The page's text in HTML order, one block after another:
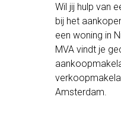
Wil jij hulp van
bij het
een woning in
MVA vindt je
Amsterdam.